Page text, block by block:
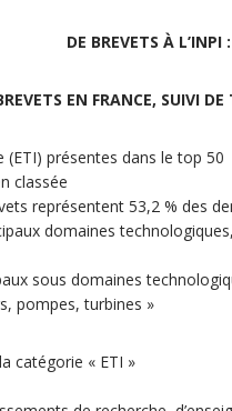
DE BREVETS À L’INPI :
EN FRANCE, SUIVI
présentes dans le top 50
classée
représentent 53,2 % des
domaines
sous domaines
pompes, turbines »
catégorie « ETI »